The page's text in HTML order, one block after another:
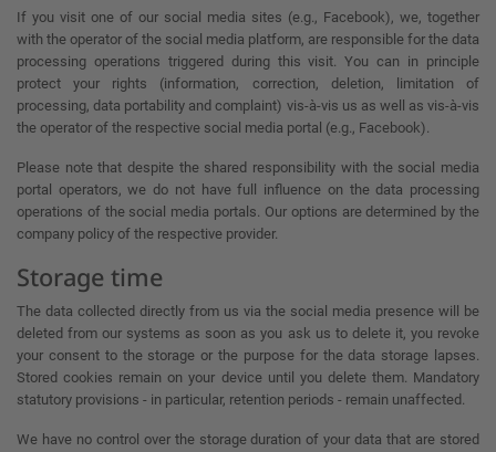
If you visit one of our social media sites (e.g., Facebook), we, together
with the operator of the social media platform, are responsible for the data
processing operations triggered during this visit. You can in principle
protect your rights (information, correction, deletion, limitation of
processing, data portability and complaint) vis-à-vis us as well as vis-à-vis
the operator of the respective social media portal (e.g., Facebook).
Please note that despite the shared responsibility with the social media
portal operators, we do not have full influence on the data processing
operations of the social media portals. Our options are determined by the
company policy of the respective provider.
Storage time
The data collected directly from us via the social media presence will be
deleted from our systems as soon as you ask us to delete it, you revoke
your consent to the storage or the purpose for the data storage lapses.
Stored cookies remain on your device until you delete them. Mandatory
statutory provisions - in particular, retention periods - remain unaffected.
We have no control over the storage duration of your data that are stored